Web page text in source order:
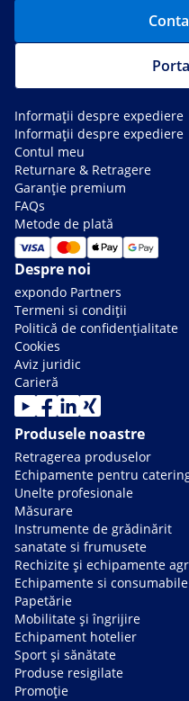
Informații despre expediere
Informații despre expediere
Contul meu
Returnare & Retragere
Garanție premium
FAQs
Metode de plată
Despre noi
expondo Partners
Termeni si condiții
Politică de confidențialitate
Cookies
Aviz juridic
Carieră
Produsele noastre
Retragerea produselor
Echipamente pentru
Unelte profesionale
Măsurare
Instrumente de grădinărit
sanatate si frumusete
Rechizite și echipamente
Echipamente si
Papetărie
Mobilitate și îngrijire
Echipament hotelier
Sport și sănătate
Produse resigilate
Promoție